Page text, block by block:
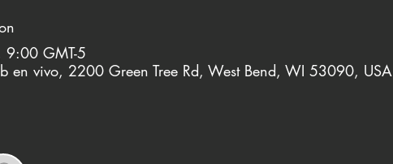
GMT-5
en vivo, 2200 Green Tree Rd, West Bend, WI 53090, USA